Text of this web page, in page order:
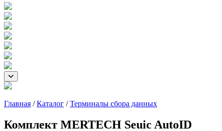
Главная /Каталог /Терминалы сбора данных
Комплект MERTECH Seuic AutoID